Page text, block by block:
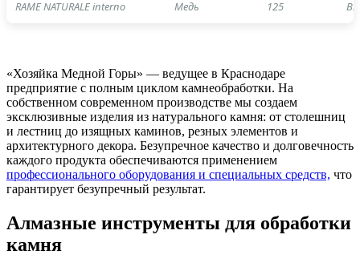
RAME NATURALE interno Медь 125
«Хозяйка Медной Горы» — ведущее в Краснодаре
предприятие с полным циклом камнеобработки. На
собственном современном производстве мы создаем
эксклюзивные изделия из натурального камня: от столешниц
и лестниц до изящных каминов, резных элементов и
архитектурного декора. Безупречное качество и долговечность
каждого продукта обеспечиваются применением
профессионального оборудования и специальных средств, что
гарантирует безупречный результат.
Алмазные инструменты для обработки
камня